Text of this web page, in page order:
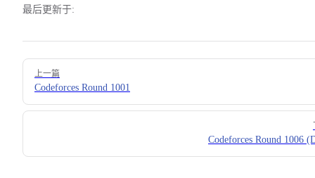
最后更新于:
Pager
上一篇
Codeforces Round 1001
Codeforces Round 1006